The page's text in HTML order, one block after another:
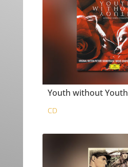
Youth without Youth
CD